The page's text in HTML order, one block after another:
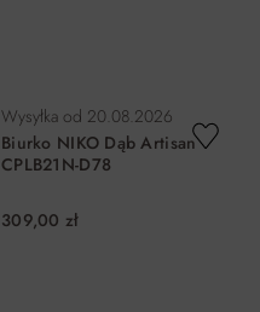
Wysyłka od 20.08.2026
Biurko NIKO Dąb Artisan
CPLB21N-D78
309,00 zł